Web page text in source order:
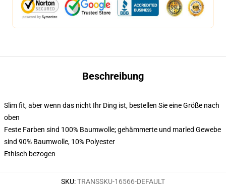
Beschreibung
Slim fit, aber wenn das nicht Ihr Ding ist, bestellen Sie eine Größe nach
oben
Feste Farben sind 100% Baumwolle; gehämmerte und marled Gewebe
sind 90% Baumwolle, 10% Polyester
Ethisch bezogen
SKU:TRANSSKU-16566-DEFAULT